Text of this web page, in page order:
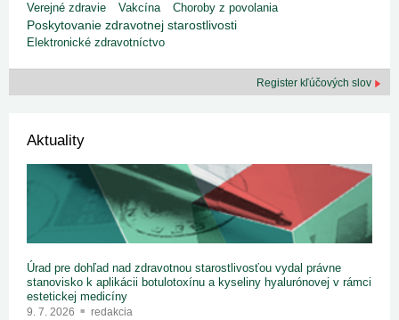
Verejné zdravie
Vakcína Choroby z povolania
Poskytovanie zdravotnej starostlivosti
Elektronické zdravotníctvo
Register kľúčových slov
Aktuality
Úrad pre dohľad nad zdravotnou starostlivosťou vydal právne
stanovisko k aplikácii botulotoxínu a kyseliny hyalurónovej v rámci
estetickej medicíny
9. 7. 2026 redakcia